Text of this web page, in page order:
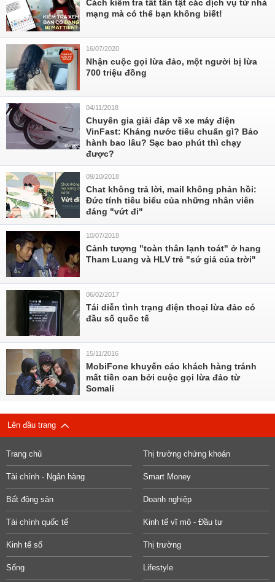
Cách kiểm tra tất tần tật các dịch vụ từ nhà
mạng mà có thể bạn không biết!
16/07/2020
Nhận cuộc gọi lừa đảo, một người bị lừa
700 triệu đồng
04/11/2018
Chuyên gia giải đáp về xe máy điện
VinFast: Kháng nước tiêu chuẩn gì? Bảo
hành bao lâu? Sạc bao phút thì chạy
được?
09/10/2018
Chat không trả lời, mail không phản hồi:
Đức tính tiêu biểu của những nhân viên
đáng "vứt đi"
10/07/2018
Cảnh tượng "toàn thân lạnh toát" ở hang
Tham Luang và HLV trẻ "sứ giả của trời"
06/02/2017
Tái diễn tình trạng điện thoại lừa đảo có
đầu số quốc tế
15/11/2016
MobiFone khuyến cáo khách hàng tránh
mất tiền oan bởi cuộc gọi lừa đảo từ
Somali
Lên đầu trang
Trang chủ Thị trường chứng khoán
Tài chính - Ngân hàng Smart Money
Bất động sản Doanh nghiệp
Tài chính quốc tế Kinh tế vĩ mô - Đầu tư
Kinh tế số Thị trường
Sống Lifestyle